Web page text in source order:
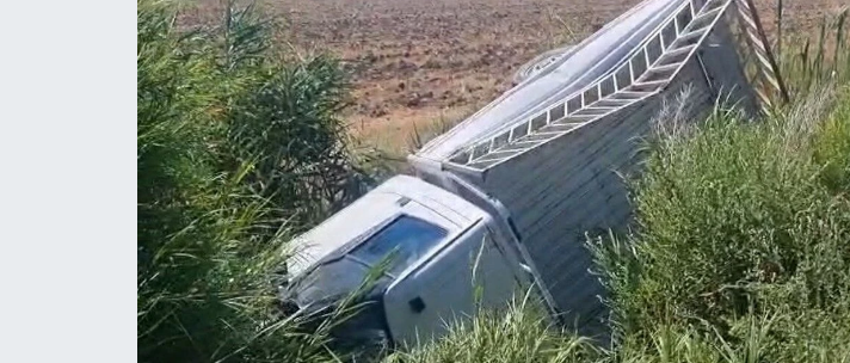
Siyaset
YEREL HABER
Haberde insan
Tanıtım